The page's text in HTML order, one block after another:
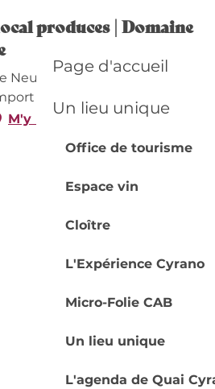
Page d'accueil
Un lieu unique
Office de tourisme
Espace vin
Cloître
L'Expérience Cyrano
Micro-Folie CAB
Un lieu unique
L'agenda de Quai
produces | Domaine
Neuve, 1830 Route du
M'y rendre